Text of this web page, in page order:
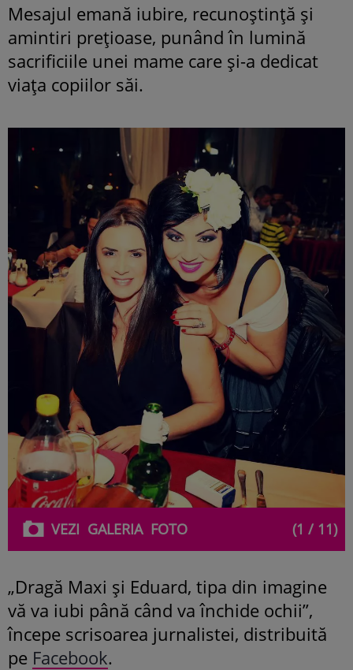
Mesajul emană iubire, recunoștință și
amintiri prețioase, punând în lumină
sacrificiile unei mame care și-a dedicat
viața copiilor săi.
VEZI GALERIAFOTO (1 / 11)
„Dragă Maxi și Eduard, tipa din imagine
vă va iubi până când va închide ochii”,
începe scrisoarea jurnalistei, distribuită
pe Facebook.